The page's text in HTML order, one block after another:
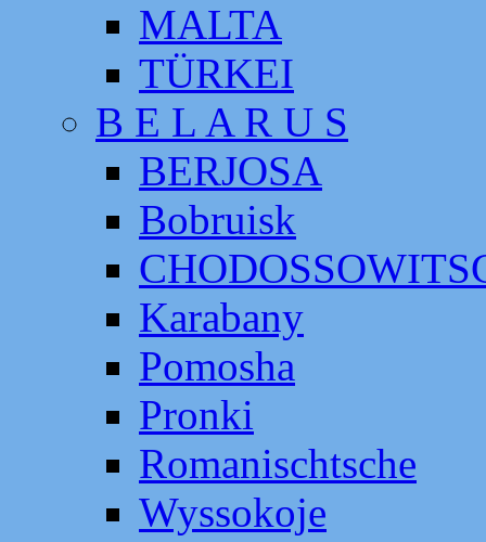
MALTA
TÜRKEI
B E L A R U S
BERJOSA
Bobruisk
Karabany
Pomosha
Pronki
Romanischtsche
Wyssokoje